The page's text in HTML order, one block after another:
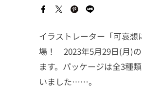
イラストレーター「可哀
場！ 2023年5月29日(月)の
ます。パッケージは全3種
いました……。